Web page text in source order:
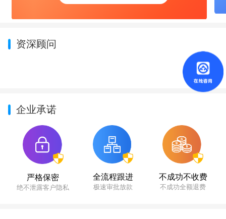
资深顾问
企业承诺
严格保密
绝不泄露客户隐私
全流程跟进
极速审批放款
不成功不收费
不成功全额退费